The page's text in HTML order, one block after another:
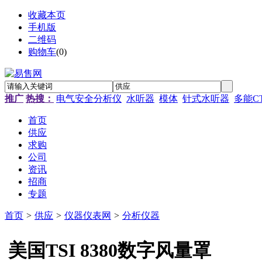
收藏本页
手机版
二维码
购物车(0)
推广 热搜： 电气安全分析仪 水听器 模体 针式水听器 多能
首页
供应
求购
公司
资讯
招商
专题
首页 > 供应 > 仪器仪表网 > 分析仪器
美国TSI 8380数字风量罩